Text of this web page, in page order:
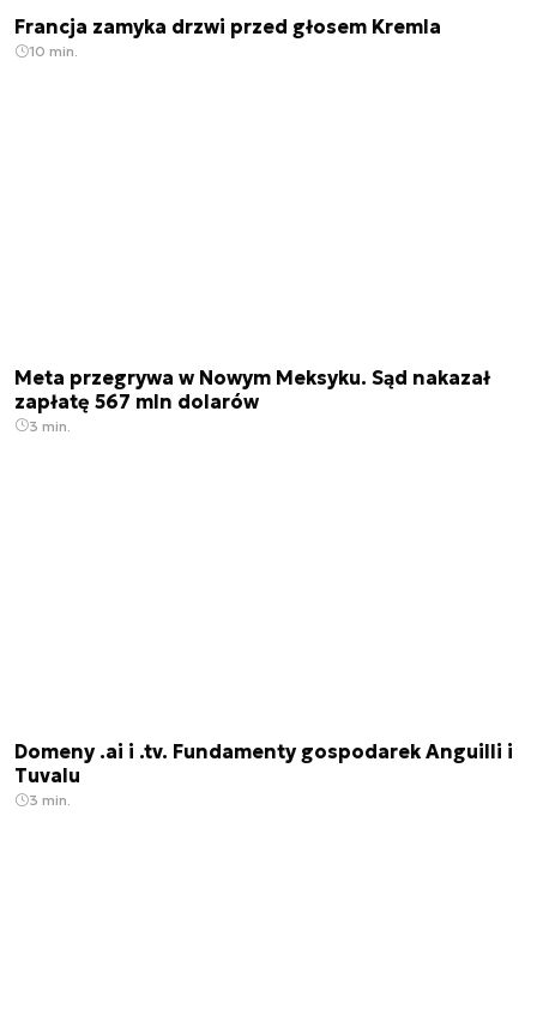
Francja zamyka drzwi przed głosem Kremla
10 min.
Meta przegrywa w Nowym Meksyku. Sąd nakazał
zapłatę 567 mln dolarów
3 min.
Domeny .ai i .tv. Fundamenty gospodarek Anguilli i
Tuvalu
3 min.